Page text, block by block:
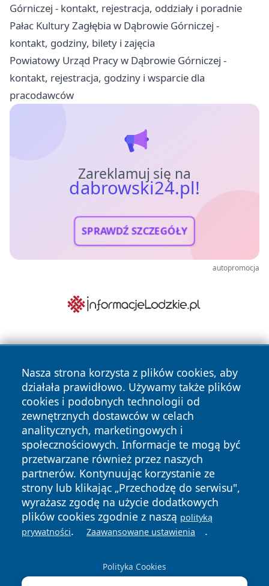
Górniczej - kontakt, rejestracja, oddziały i poradnie
Pałac Kultury Zagłębia w Dąbrowie Górniczej -
kontakt, godziny, bilety i zajęcia
Powiatowy Urząd Pracy w Dąbrowie Górniczej -
kontakt, rejestracja, godziny i wsparcie dla
pracodawców
Zareklamuj się na
dabrowski24.pl!
SPRAWDŹ SZCZEGÓŁY
autopromocja
Nasza strona korzysta z plików cookies, aby
działała prawidłowo. Używamy także plików
cookies i podobnych technologii od
zewnętrznych dostawców w celach
analitycznych, marketingowych i
społecznościowych. Informacje te mogą być
przetwarzane również przez naszych
partnerów. Kontynuując korzystanie ze
strony lub klikając „Przechodzę do serwisu",
wyrażasz zgodę na użycie dodatkowych
plików cookies zgodnie z naszą polityką
prywatności. Zaawansowane ustawienia .
Polityka Cookies
Copyright © 2026 dabrowski24.pl Wszystkie prawa
zastrzeżone.
News Autorzy
Polityka
Prywatności
Polityka
Cookies